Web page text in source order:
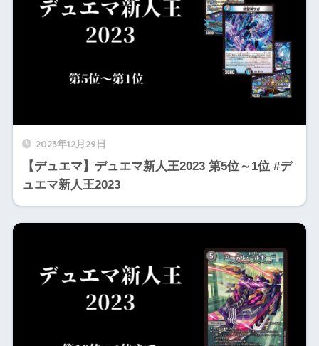
2023年12月29日
【デュエマ】デュエマ新人王2023 第5位～1位 #デ
ュエマ新人王2023